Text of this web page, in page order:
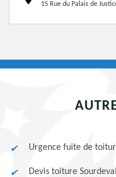
15 Rue du Palais de
Urgence fuite de
Devis toiture